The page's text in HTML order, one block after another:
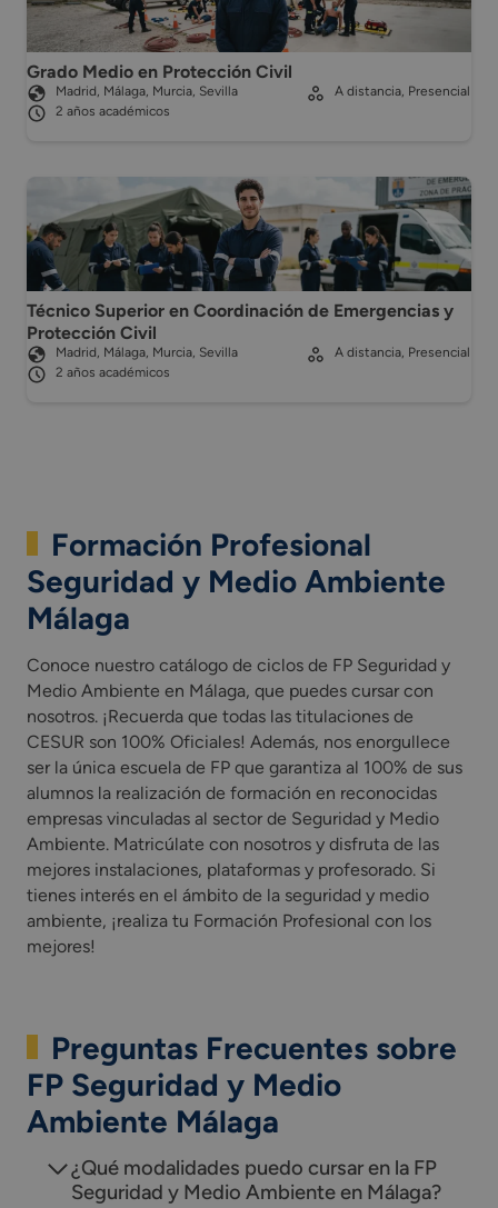
Grado Medio en Protección Civil
Madrid, Málaga, Murcia, Sevilla
2 años académicos
A distancia, Presencial
Técnico Superior en Coordinación de Emergencias y
Protección Civil
Madrid, Málaga, Murcia, Sevilla
2 años académicos
A distancia, Presencial
Formación Profesional
Seguridad y Medio Ambiente
Málaga
Conoce nuestro catálogo de ciclos de FP Seguridad y
Medio Ambiente en Málaga, que puedes cursar con
nosotros. ¡Recuerda que todas las titulaciones de
CESUR son 100% Oficiales! Además, nos enorgullece
ser la única escuela de FP que garantiza al 100% de sus
alumnos la realización de formación en reconocidas
empresas vinculadas al sector de Seguridad y Medio
Ambiente. Matricúlate con nosotros y disfruta de las
mejores instalaciones, plataformas y profesorado. Si
tienes interés en el ámbito de la seguridad y medio
ambiente, ¡realiza tu Formación Profesional con los
mejores!
Preguntas Frecuentes sobre
FP Seguridad y Medio
Ambiente Málaga
¿Qué modalidades puedo cursar en la FP
Seguridad y Medio Ambiente en Málaga?